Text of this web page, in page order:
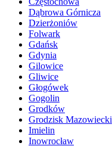
Dąbrowa Górnicza
Dzierżoniów
Folwark
Gdańsk
Gdynia
Gilowice
Gliwice
Głogówek
Gogolin
Grodków
Grodzisk Mazowiecki
Imielin
Inowrocław